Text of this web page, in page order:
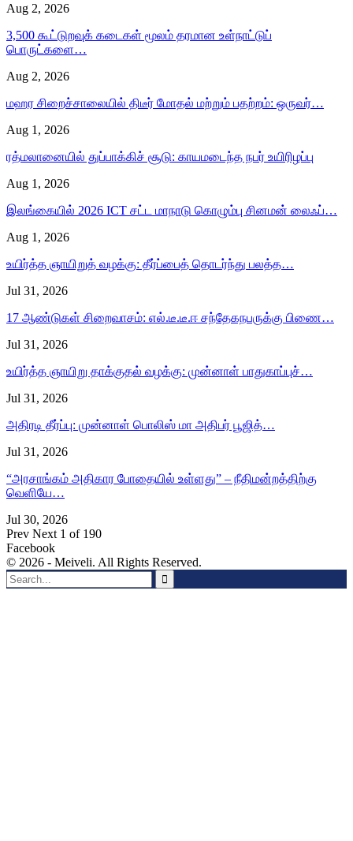
Aug 2, 2026
3,500 கூட்டுறவுக் கடைகள் மூலம் தரமான உள்நாட்டுப்
பொருட்களை…
Aug 2, 2026
மஹர சிறைச்சாலையில் திடீர் மோதல் மற்றும் பதற்றம்: ஒருவர்…
Aug 1, 2026
ரத்மலானையில் துப்பாக்கிச் சூடு: காயமடைந்த நபர் உயிரிழப்பு
Aug 1, 2026
இலங்கையில் 2026 ICT சட்ட மாநாடு கொழும்பு சினமன் லைஃப்…
Aug 1, 2026
உயிர்த்த ஞாயிறுத் வழக்கு: தீர்ப்பைத் தொடர்ந்து பலத்த…
Jul 31, 2026
17 ஆண்டுகள் சிறைவாசம்: எல்.டீ.டீ.ஈ சந்தேகநபருக்கு பிணை…
Jul 31, 2026
உயிர்த்த ஞாயிறு தாக்குதல் வழக்கு: முன்னாள் பாதுகாப்புச்…
Jul 31, 2026
அதிரடி தீர்ப்பு: முன்னாள் பொலிஸ் மா அதிபர் பூஜித்…
Jul 31, 2026
“அரசாங்கம் அதிகார போதையில் உள்ளது” – நீதிமன்றத்திற்கு
வெளியே…
Jul 30, 2026
Prev Next 1 of 190
Facebook
© 2026 - Meiveli. All Rights Reserved.